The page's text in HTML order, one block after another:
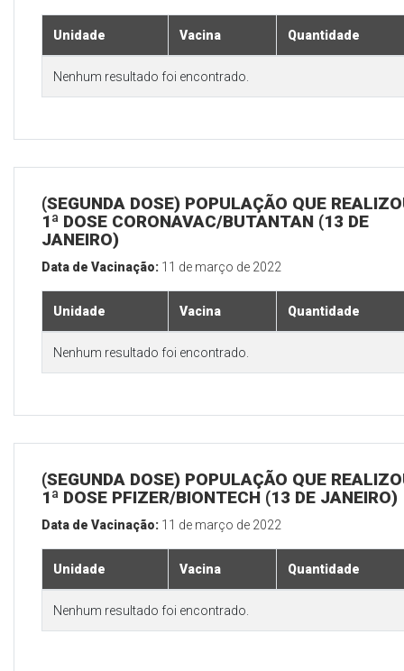
Unidade Vacina Quantidade
Nenhum resultado foi encontrado.
(SEGUNDA DOSE) POPULAÇÃO QUE
1ª DOSE CORONAVAC/BUTANTAN (13 DE
JANEIRO)
Data de Vacinação: 11 de março de 2022
Unidade Vacina Quantidade
Nenhum resultado foi encontrado.
(SEGUNDA DOSE) POPULAÇÃO QUE
1ª DOSE PFIZER/BIONTECH (13 DE JANEIRO)
Data de Vacinação: 11 de março de 2022
Unidade Vacina Quantidade
Nenhum resultado foi encontrado.